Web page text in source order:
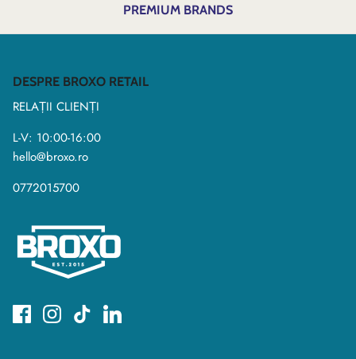
PREMIUM BRANDS
DESPRE BROXO RETAIL
RELAȚII CLIENȚI
L-V: 10:00-16:00
hello@broxo.ro
0772015700